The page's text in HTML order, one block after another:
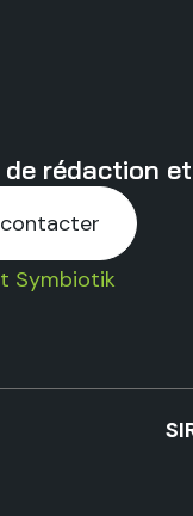
rédaction